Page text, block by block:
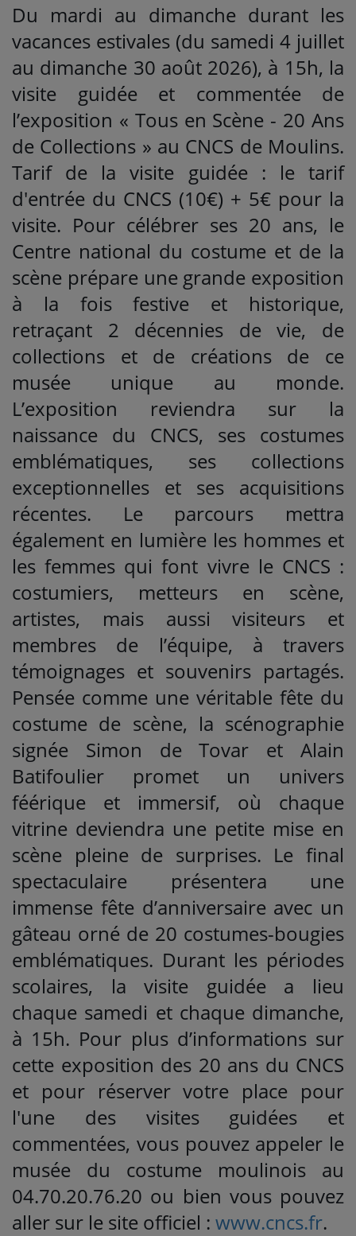
Du mardi au dimanche durant les
vacances estivales (du samedi 4 juillet
au dimanche 30 août 2026), à 15h, la
visite guidée et commentée de
l’exposition « Tous en Scène - 20 Ans
de Collections » au CNCS de Moulins.
Tarif de la visite guidée : le tarif
d'entrée du CNCS (10€) + 5€ pour la
visite. Pour célébrer ses 20 ans, le
Centre national du costume et de la
scène prépare une grande exposition
à la fois festive et historique,
retraçant 2 décennies de vie, de
collections et de créations de ce
musée unique au monde.
L’exposition reviendra sur la
naissance du CNCS, ses costumes
emblématiques, ses collections
exceptionnelles et ses acquisitions
récentes. Le parcours mettra
également en lumière les hommes et
les femmes qui font vivre le CNCS :
costumiers, metteurs en scène,
artistes, mais aussi visiteurs et
membres de l’équipe, à travers
témoignages et souvenirs partagés.
Pensée comme une véritable fête du
costume de scène, la scénographie
signée Simon de Tovar et Alain
Batifoulier promet un univers
féérique et immersif, où chaque
vitrine deviendra une petite mise en
scène pleine de surprises. Le final
spectaculaire présentera une
immense fête d’anniversaire avec un
gâteau orné de 20 costumes-bougies
emblématiques. Durant les périodes
scolaires, la visite guidée a lieu
chaque samedi et chaque dimanche,
à 15h. Pour plus d’informations sur
cette exposition des 20 ans du CNCS
et pour réserver votre place pour
l'une des visites guidées et
commentées, vous pouvez appeler le
musée du costume moulinois au
04.70.20.76.20 ou bien vous pouvez
aller sur le site officiel : www.cncs.fr.